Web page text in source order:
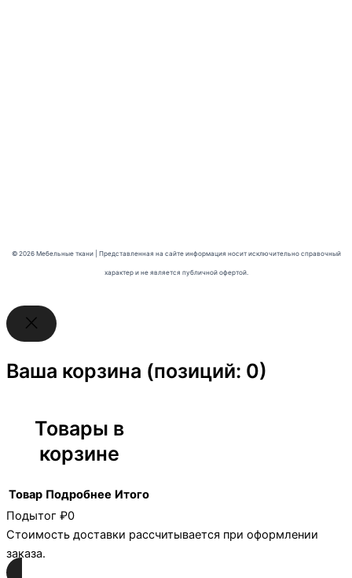
© 2026 Мебельные ткани | Представленная на сайте информация носит исключительно справочный
характер и не является публичной офертой.
Ваша корзина (позиций: 0)
Товары в
корзине
Товар Подробнее Итого
Подытог ₽0
Стоимость доставки рассчитывается при оформлении
заказа.